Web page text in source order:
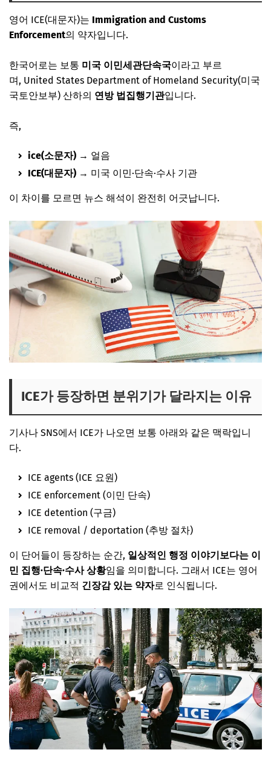
영어 ICE(대문자)는 Immigration and Customs
Enforcement의 약자입니다.
한국어로는 보통 미국 이민세관단속국이라고 부르
며, United States Department of Homeland Security(미국
국토안보부) 산하의 연방 법집행기관입니다.
즉,
ice(소문자) → 얼음
ICE(대문자) → 미국 이민·단속·수사 기관
이 차이를 모르면 뉴스 해석이 완전히 어긋납니다.
ICE가 등장하면 분위기가 달라지는 이유
기사나 SNS에서 ICE가 나오면 보통 아래와 같은 맥락입니
다.
ICE agents (ICE 요원)
ICE enforcement (이민 단속)
ICE detention (구금)
ICE removal / deportation (추방 절차)
이 단어들이 등장하는 순간, 일상적인 행정 이야기보다는 이
민 집행·단속·수사 상황임을 의미합니다. 그래서 ICE는 영어
권에서도 비교적 긴장감 있는 약자로 인식됩니다.